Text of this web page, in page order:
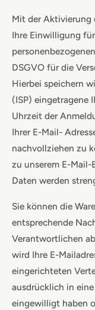
Mit der Aktivierung
Ihre Einwilligung
DSGVO für die
Hierbei speichern
(ISP) eingetragene
Uhrzeit der
Ihrer E-Mail-
nachvollziehen zu
zu unserem E-
Daten werden
Sie können die
entsprechende
Verantwortlichen
wird Ihre E-
eingerichteten
ausdrücklich in
eingewilligt haben